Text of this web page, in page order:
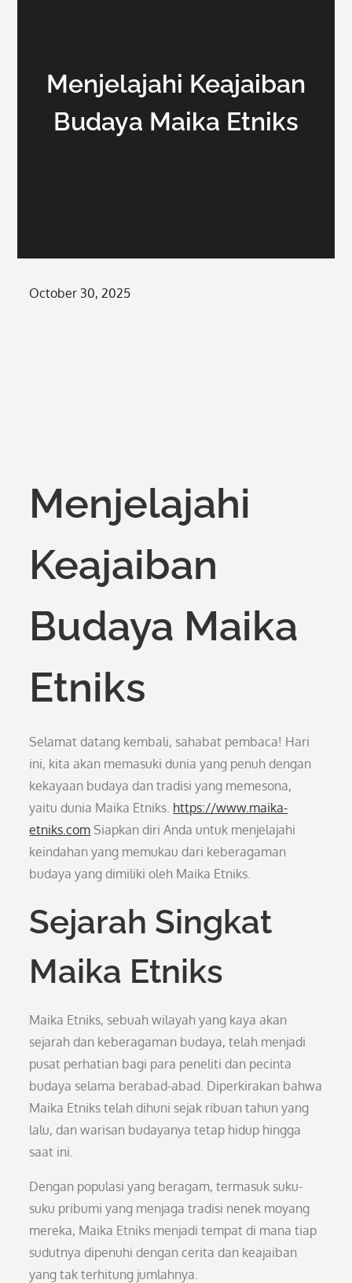
Menjelajahi Keajaiban
Budaya Maika Etniks
Posted
October 30, 2025
Menjelajahi
Keajaiban
Budaya Maika
Etniks
Selamat datang kembali, sahabat pembaca! Hari
ini, kita akan memasuki dunia yang penuh dengan
kekayaan budaya dan tradisi yang memesona,
yaitu dunia Maika Etniks. https://www.maika-
etniks.com Siapkan diri Anda untuk menjelajahi
keindahan yang memukau dari keberagaman
budaya yang dimiliki oleh Maika Etniks.
Sejarah Singkat
Maika Etniks
Maika Etniks, sebuah wilayah yang kaya akan
sejarah dan keberagaman budaya, telah menjadi
pusat perhatian bagi para peneliti dan pecinta
budaya selama berabad-abad. Diperkirakan bahwa
Maika Etniks telah dihuni sejak ribuan tahun yang
lalu, dan warisan budayanya tetap hidup hingga
saat ini.
Dengan populasi yang beragam, termasuk suku-
suku pribumi yang menjaga tradisi nenek moyang
mereka, Maika Etniks menjadi tempat di mana tiap
sudutnya dipenuhi dengan cerita dan keajaiban
yang tak terhitung jumlahnya.